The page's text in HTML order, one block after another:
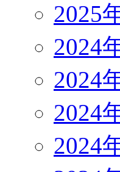
2025
2024
2024
2024
2024